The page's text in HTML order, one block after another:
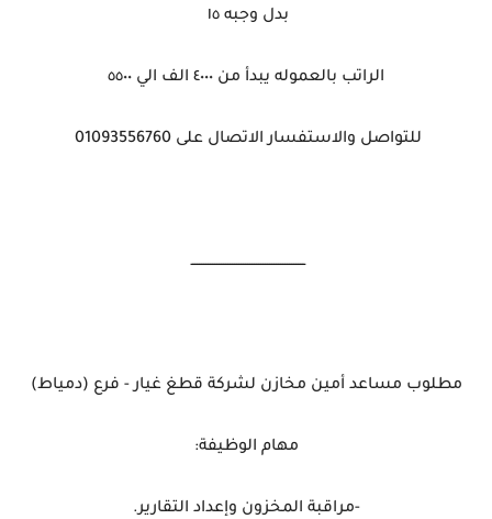
بدل وجبه ١٥
الراتب بالعموله يبدأ من ٤٠٠٠ الف الي ٥٥٠٠
للتواصل والاستفسار الاتصال على 01093556760
ــــــــــــــــــــــــــــــــــــــــــــــــــــ
مطلوب مساعد أمين مخازن لشركة قطغ غيار - فرع (دمياط)
مهام الوظيفة:
-مراقبة المخزون وإعداد التقارير.